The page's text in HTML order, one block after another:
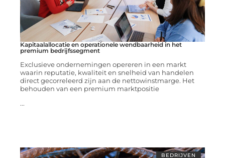
Kapitaalallocatie en operationele wendbaarheid in het
premium bedrijfssegment
Exclusieve ondernemingen opereren in een markt
waarin reputatie, kwaliteit en snelheid van handelen
direct gecorreleerd zijn aan de nettowinstmarge. Het
behouden van een premium marktpositie
...
BEDRIJVEN